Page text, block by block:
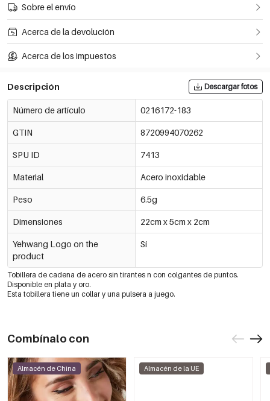
Sobre el envío
Acerca de la devolución
Acerca de los impuestos
Descripción Descargar fotos
Número de artículo 0216172-183
GTIN 8720994070262
SPU ID 7413
Material Acero inoxidable
Peso 6.5g
Dimensiones 22cm x 5cm x 2cm
Yehwang Logo on the
product
Sí
Tobillera de cadena de acero sin tirantes n con colgantes de puntos.
Disponible en plata y oro.
Esta tobillera tiene un collar y una pulsera a juego.
Combínalo con
Almacén de China Almacén de la UE